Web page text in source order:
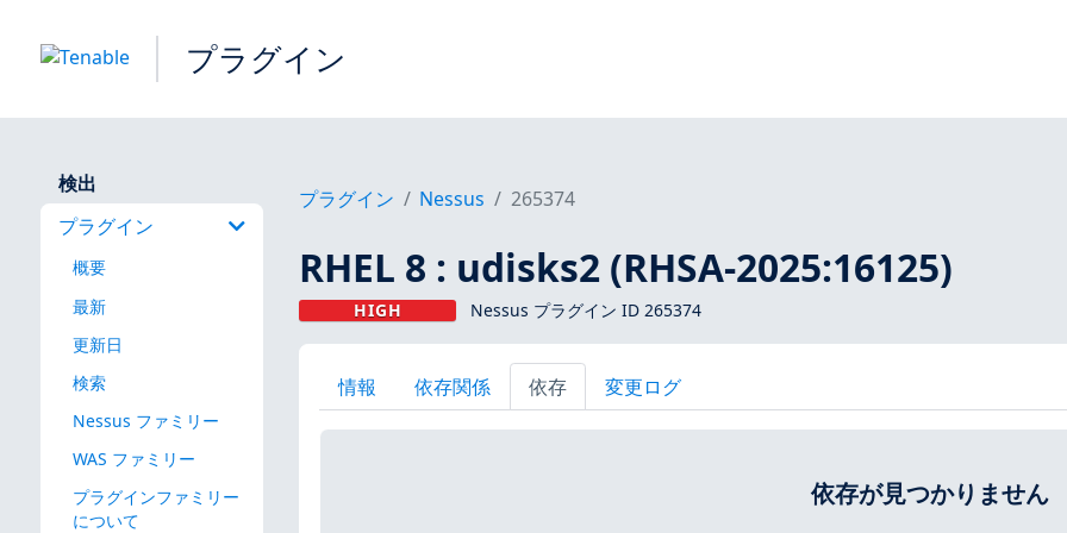
プラグイン
検出
プラグイン
概要
最新
更新日
検索
Nessus ファミリー
WAS ファミリー
プラグインファミリー
について
プラグイン Nessus 265374
RHEL 8 : udisks2 (RHSA-2025:16125)
HIGH Nessus プラグイン ID 265374
情報 依存関係 依存 変更ログ
依存が見つかりません